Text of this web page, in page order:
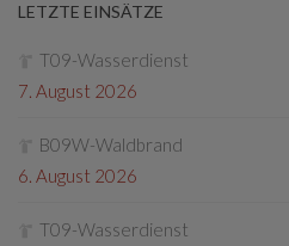
LETZTE EINSÄTZE
T09-Wasserdienst
7. August 2026
B09W-Waldbrand
6. August 2026
T09-Wasserdienst